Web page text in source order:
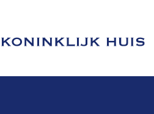
Koninklijk Huis